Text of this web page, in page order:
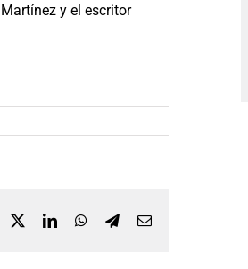
y el escritor
X LinkedInWhatsApp
TelegramCorreo